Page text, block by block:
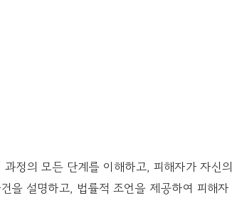
정의 모든 단계를 이해하고, 피해자가 자신의
을 설명하고, 법률적 조언을 제공하여 피해자